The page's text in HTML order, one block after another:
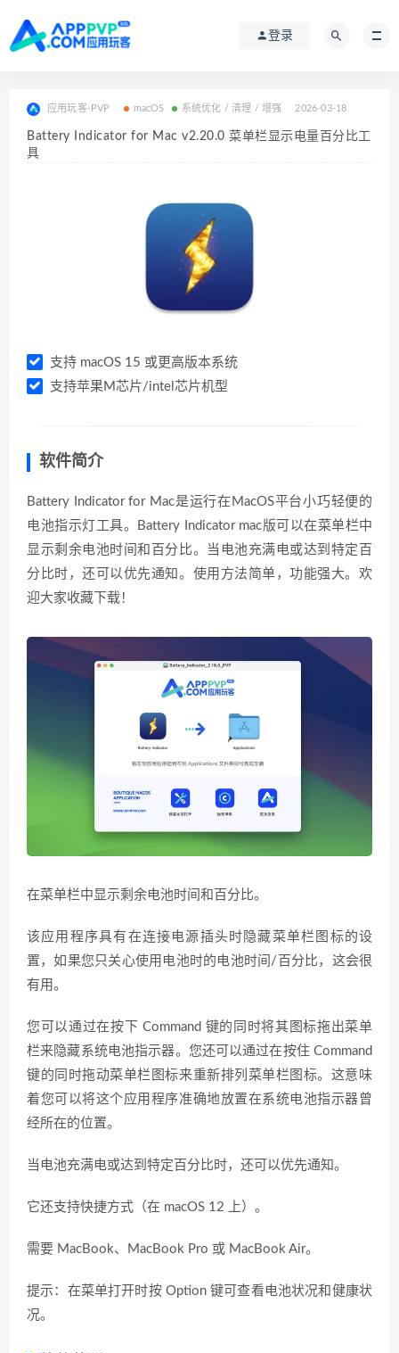
登录
应用玩客-PVP macOS 系统优化 / 清理 / 增强 2026-03-18
Battery Indicator for Mac v2.20.0 菜单栏显示电量百分比工
具
支持 macOS 15 或更高版本系统
支持苹果M芯片/intel芯片机型
软件简介
Battery Indicator for Mac是运行在MacOS平台小巧轻便的
电池指示灯工具。Battery Indicator mac版可以在菜单栏中
显示剩余电池时间和百分比。当电池充满电或达到特定百
分比时，还可以优先通知。使用方法简单，功能强大。欢
迎大家收藏下载！
在菜单栏中显示剩余电池时间和百分比。
该应用程序具有在连接电源插头时隐藏菜单栏图标的设
置，如果您只关心使用电池时的电池时间/百分比，这会很
有用。
您可以通过在按下 Command 键的同时将其图标拖出菜单
栏来隐藏系统电池指示器。您还可以通过在按住 Command
键的同时拖动菜单栏图标来重新排列菜单栏图标。这意味
着您可以将这个应用程序准确地放置在系统电池指示器曾
经所在的位置。
当电池充满电或达到特定百分比时，还可以优先通知。
它还支持快捷方式（在 macOS 12 上）。
需要 MacBook、MacBook Pro 或 MacBook Air。
提示：在菜单打开时按 Option 键可查看电池状况和健康状
况。